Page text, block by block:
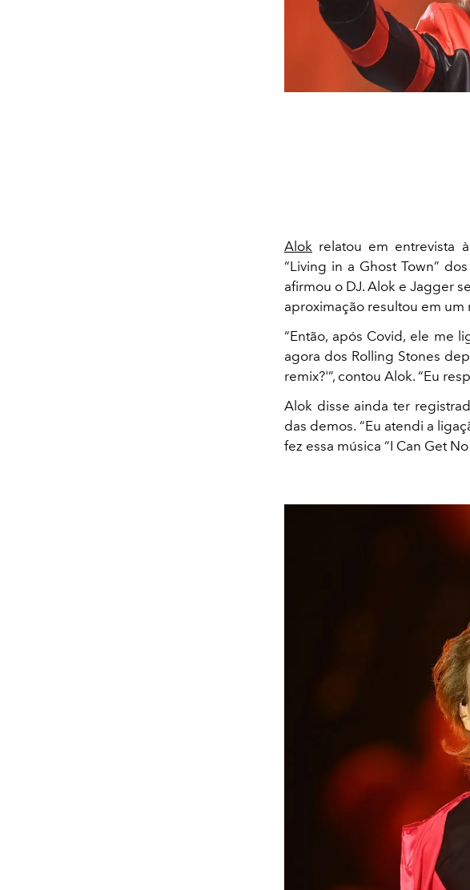
Alok relatou em entrevista à
“Living in a Ghost Town”
afirmou o DJ. Alok e Jagger
aproximação resultou em um
“Então, após Covid, ele me
agora dos Rolling Stones
remix?'”, contou Alok. “Eu
Alok disse ainda ter
das demos. “Eu atendi a
fez essa música “I Can Get